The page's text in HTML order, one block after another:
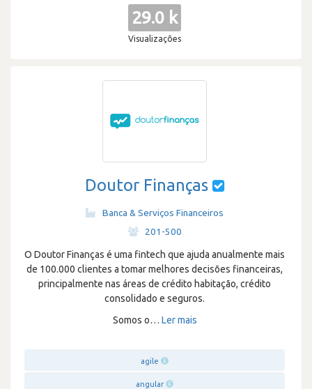
29.0 k
Visualizações
Doutor Finanças
Banca & Serviços Financeiros
201-500
O Doutor Finanças é uma fintech que ajuda anualmente mais
de 100.000 clientes a tomar melhores decisões financeiras,
principalmente nas áreas de crédito habitação, crédito
consolidado e seguros.
Somos o… Ler mais
agile
angular